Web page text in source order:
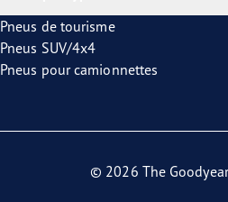
Pneus de tourisme
Pneus SUV/4x4
Pneus pour camionnettes
© 2026 The